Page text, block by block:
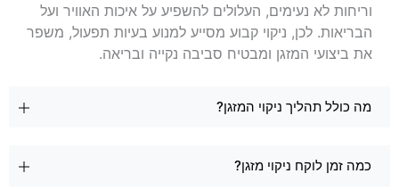
וריחות לא נעימים, העלולים להשפיע על איכות האוויר ועל
הבריאות. לכן, ניקוי קבוע מסייע למנוע בעיות תפעול, משפר
את ביצועי המזגן ומבטיח סביבה נקייה ובריאה.
מה כולל תהליך ניקוי המזגן?
כמה זמן לוקח ניקוי מזגן?